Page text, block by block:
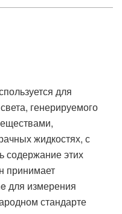
для
генерируемого
жидкостях, с
содержание этих
принимает
для измерения
стандарте